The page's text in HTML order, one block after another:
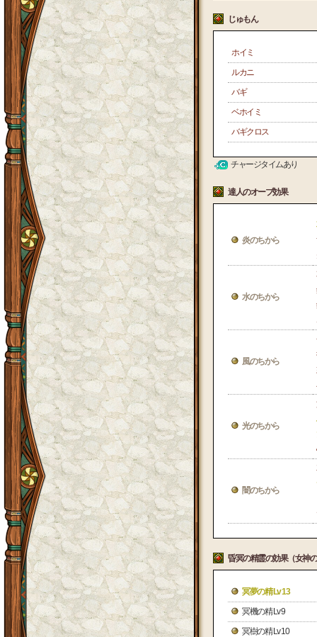
じゅもん
ホイミ
ルカニ
バギ
ベホイミ
バギクロス
チャージタイムあり
達人のオーブ効果
炎のちから
水のちから
風のちから
光のちから
闇のちから
昏冥の精霊の効果（女神
冥夢の精 Lv 13
冥機の精 Lv 9
冥樹の精 Lv 10